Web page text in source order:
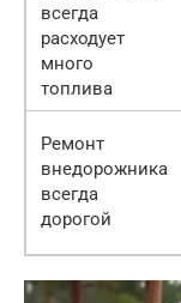
всегда
расходует
много
топлива
Ремонт
внедорожника
всегда
дорогой